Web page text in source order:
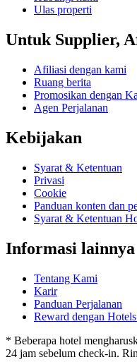
Ulas properti
Untuk Supplier,
Afiliasi dengan kami
Ruang berita
Promosikan dengan
Agen Perjalanan
Kebijakan
Syarat & Ketentuan
Privasi
Cookie
Panduan konten dan
Syarat & Ketentuan
Informasi lainnya
Tentang Kami
Karir
Panduan Perjalanan
Reward dengan
* Beberapa hotel
24 jam sebelum check-in.